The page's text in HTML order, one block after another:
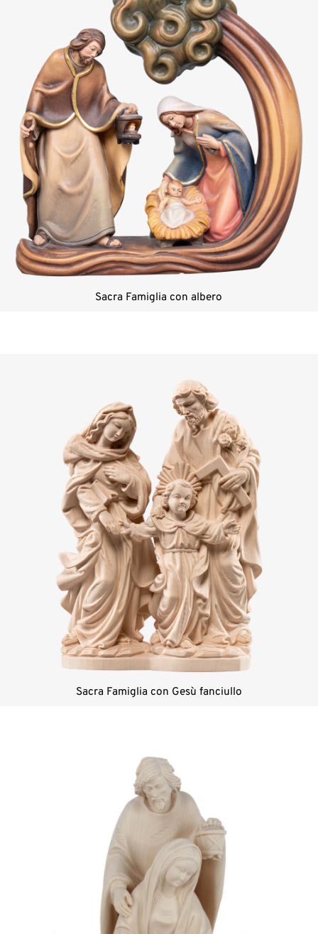
Sacra Famiglia con albero
Sacra Famiglia con Gesù fanciullo